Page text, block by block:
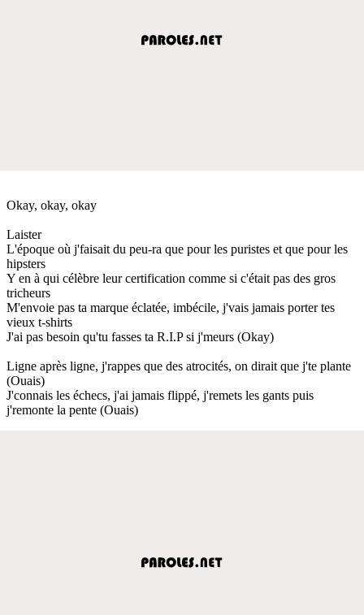
Okay, okay, okay
Laister
L'époque où j'faisait du peu-ra que pour les puristes et que pour les
hipsters
Y en à qui célèbre leur certification comme si c'était pas des gros
tricheurs
M'envoie pas ta marque éclatée, imbécile, j'vais jamais porter tes
vieux t-shirts
J'ai pas besoin qu'tu fasses ta R.I.P si j'meurs (Okay)
Ligne après ligne, j'rappes que des atrocités, on dirait que j'te plante
(Ouais)
J'connais les échecs, j'ai jamais flippé, j'remets les gants puis
j'remonte la pente (Ouais)